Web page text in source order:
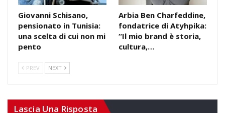
Giovanni Schisano,
pensionato in Tunisia:
una scelta di cui non mi
pento
Arbia Ben Charfeddine,
fondatrice di Atyhpika:
“Il mio brand è storia,
cultura,…
PREV NEXT
Lascia Una Risposta